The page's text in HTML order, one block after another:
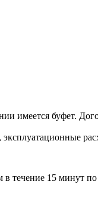
имеется буфет.
15 минут по